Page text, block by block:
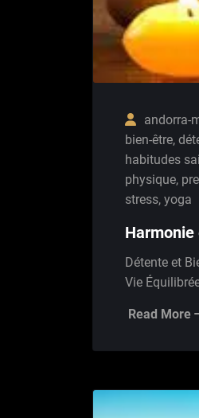
andorra-
bien-être,
habitudes
physique,
stress, yoga
Harmonie
Détente et
Vie
Read More